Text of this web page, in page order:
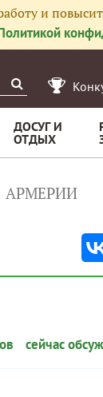
и
ДОСУГ И
ОТДЫХ
АРМЕРИИ
сейчас